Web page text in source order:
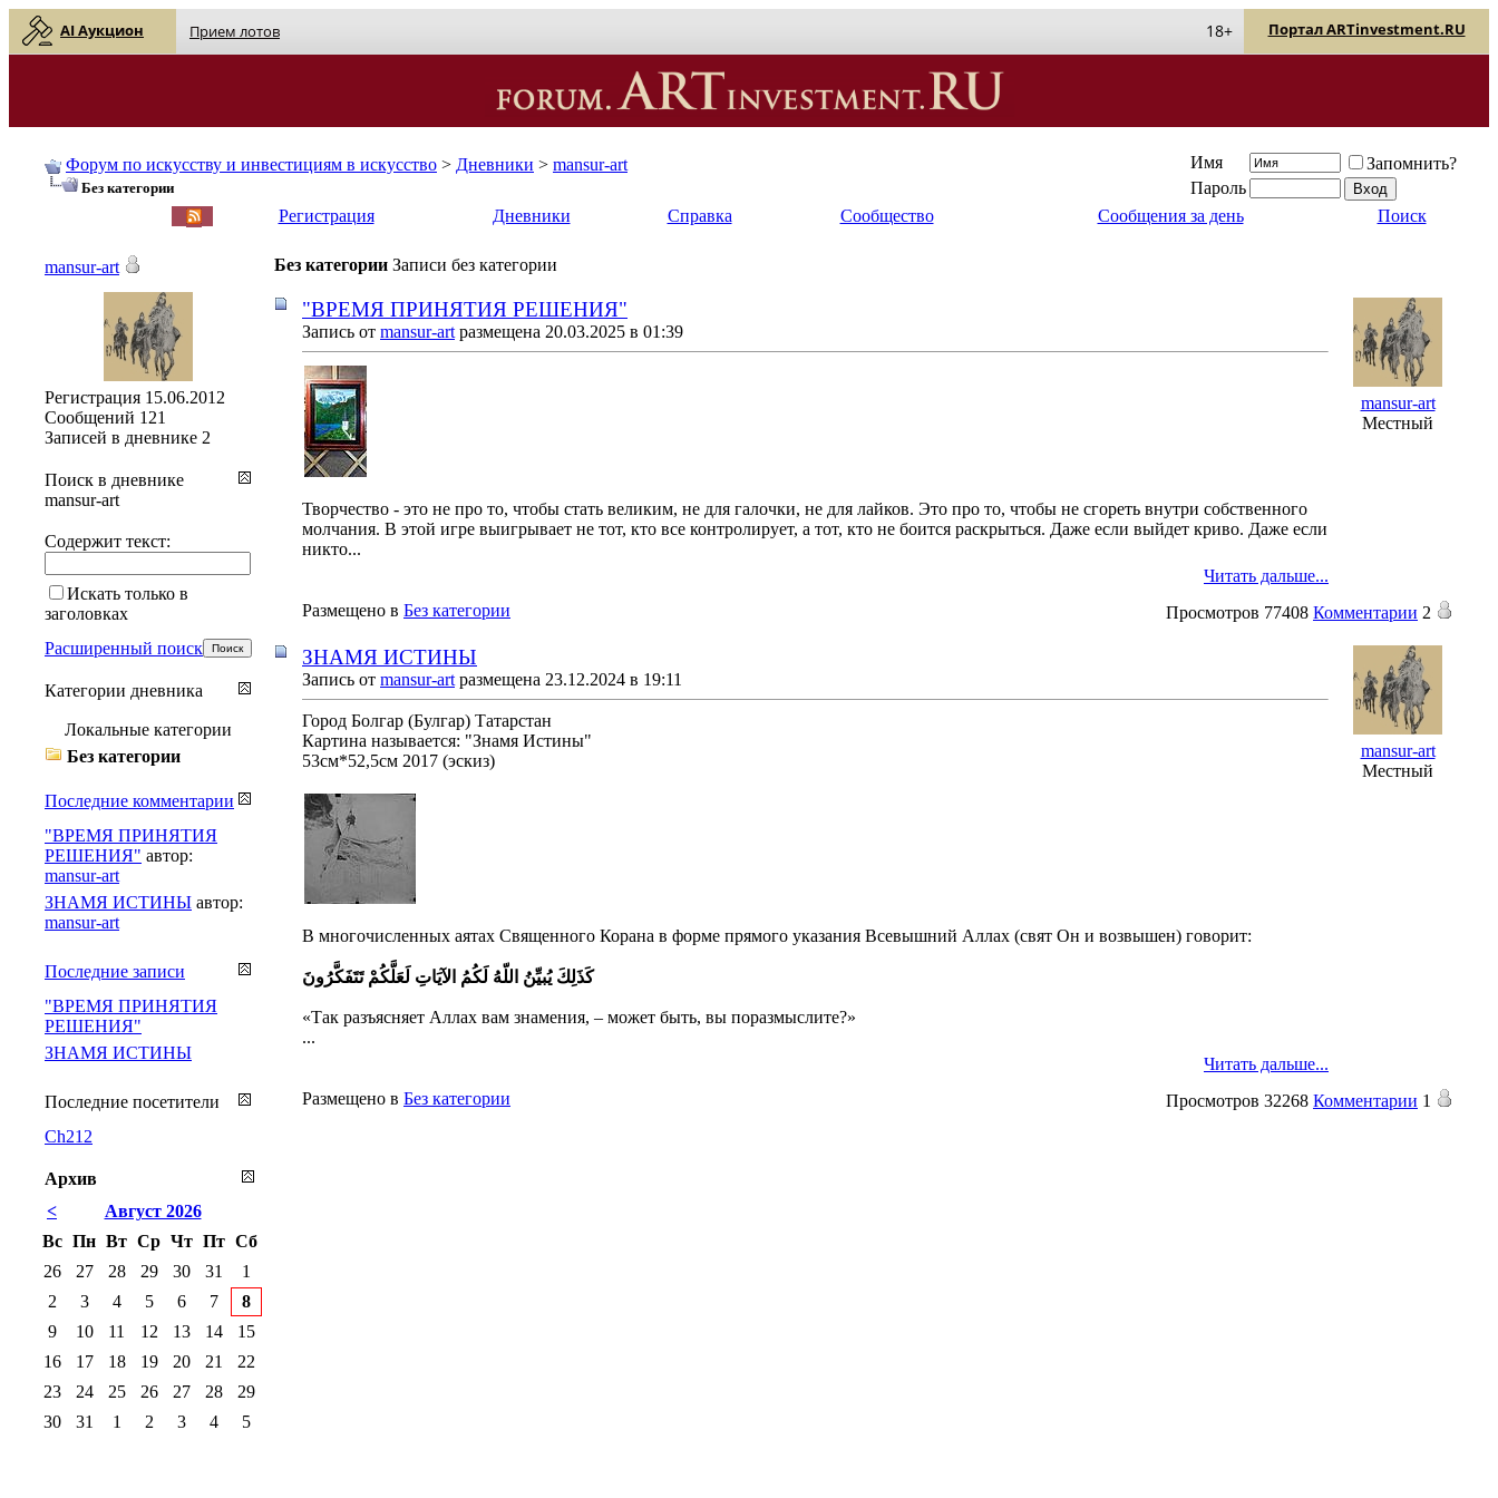
AI Аукцион Прием лотов Портал ARTinvestment.RU
18+
Форум по искусству и инвестициям в искусство > Дневники > mansur-art
Без категории
Имя
Запомнить?
Пароль
Регистрация Дневники Справка Сообщество Сообщения за день Поиск
Без категории Записи без категории
"ВРЕМЯ ПРИНЯТИЯ РЕШЕНИЯ"
Запись от mansur-art размещена 20.03.2025 в 01:39
Творчество - это не про то, чтобы стать великим, не для галочки, не для лайков. Это про то, чтобы не сгореть внутри собственного
молчания. В этой игре выигрывает не тот, кто все контролирует, а тот, кто не боится раскрыться. Даже если выйдет криво. Даже если
никто...
Читать дальше...
mansur-art
Местный
Размещено в Без категории Просмотров 77408 Комментарии 2
ЗНАМЯ ИСТИНЫ
Запись от mansur-art размещена 23.12.2024 в 19:11
Город Болгар (Булгар) Татарстан
Картина называется: "Знамя Истины"
53см*52,5см 2017 (эскиз)
В многочисленных аятах Священного Корана в форме прямого указания Всевышний Аллах (свят Он и возвышен) говорит:
كَذَلِكَ يُبيِّنُ اللّهُ لَكُمُ الآيَاتِ لَعَلَّكُمْ تَتَفَكَّرُونَ
«Так разъясняет Аллах вам знамения, – может быть, вы поразмыслите?»
...
Читать дальше...
mansur-art
Местный
Размещено в Без категории Просмотров 32268 Комментарии 1
mansur-art
Регистрация 15.06.2012
Сообщений 121
Записей в дневнике 2
Поиск в дневнике
mansur-art
Содержит текст:
Искать только в
заголовках
Расширенный поиск
Категории дневника
Локальные категории
Без категории
Последние комментарии
"ВРЕМЯ ПРИНЯТИЯ
РЕШЕНИЯ" автор:
mansur-art
ЗНАМЯ ИСТИНЫ автор:
mansur-art
Последние записи
"ВРЕМЯ ПРИНЯТИЯ
РЕШЕНИЯ"
ЗНАМЯ ИСТИНЫ
Последние посетители
Ch212
Архив
<
Август 2026
Вс Пн Вт Ср Чт Пт Сб
26
27 28 29 30 31
1
2
3 4 5 6 7
8
9
10 11 12 13 14
15
16
17 18 19 20 21
22
23
24 25 26 27 28
29
30
31 1 2 3 4 5